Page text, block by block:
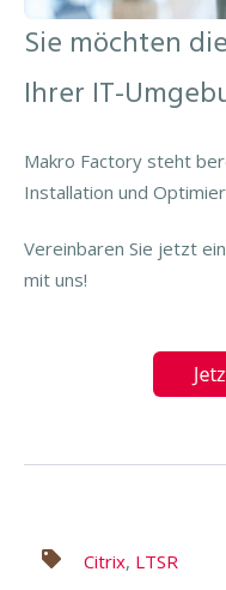
Sie möchten
Ihrer IT-
Makro Factory steht
Installation und
Vereinbaren Sie jetzt
mit uns!
Citrix, LTSR